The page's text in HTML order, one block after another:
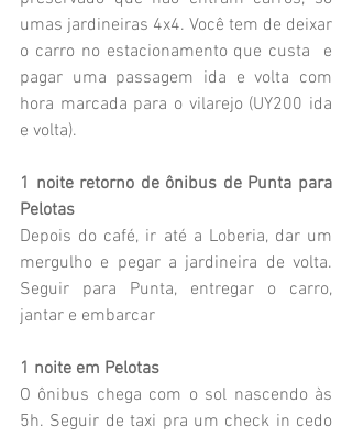
umas jardineiras 4x4. Você tem de deixar
o carro no estacionamento que custa  e
pagar uma passagem ida e volta com
hora marcada para o vilarejo (UY200 ida
e volta).
1 noite retorno de ônibus de Punta para
Pelotas
Depois do café, ir até a Loberia, dar um
mergulho e pegar a jardineira de volta.
Seguir para Punta, entregar o carro,
jantar e embarcar
1 noite em Pelotas
O ônibus chega com o sol nascendo às
5h. Seguir de taxi pra um check in cedo